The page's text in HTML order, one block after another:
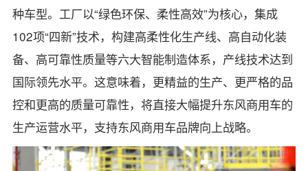
种车型。工厂以“绿色环保、柔性高效”为核心，集成
102项“四新”技术，构建高柔性化生产线、高自动化装
备、高可靠性质量等六大智能制造体系，产线技术达到
国际领先水平。这意味着，更精益的生产、更严格的品
控和更高的质量可靠性，将直接大幅提升东风商用车的
生产运营水平，支持东风商用车品牌向上战略。